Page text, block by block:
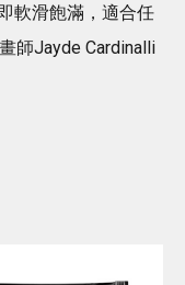
軟滑飽滿，適合任
師Jayde Cardinalli